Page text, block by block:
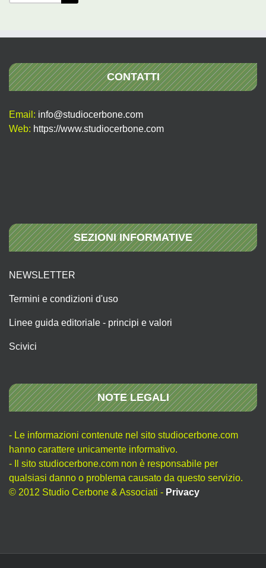
per:
CONTATTI
Email: info@studiocerbone.com
Web: https://www.studiocerbone.com
SEZIONI INFORMATIVE
NEWSLETTER
Termini e condizioni d'uso
Linee guida editoriale - principi e valori
Scivici
NOTE LEGALI
- Le informazioni contenute nel sito studiocerbone.com
hanno carattere unicamente informativo.
- Il sito studiocerbone.com non è responsabile per
qualsiasi danno o problema causato da questo servizio.
© 2012 Studio Cerbone & Associati - Privacy